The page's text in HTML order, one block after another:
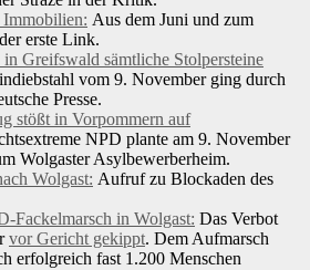
Aus dem Juni und zum
erste Link.
Greifswald sämtliche Stolpersteine
vom 9. November ging durch
Presse.
stößt in Vorpommern auf
NPD plante am 9. November
Wolgaster Asylbewerberheim.
Wolgast: Aufruf zu Blockaden des
Fackelmarsch in Wolgast: Das Verbot
vor Gericht gekippt. Dem Aufmarsch
erfolgreich fast 1.200 Menschen